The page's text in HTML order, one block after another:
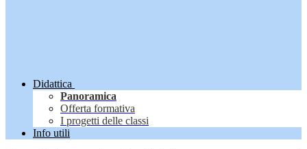
Didattica
Panoramica
Offerta formativa
I progetti delle classi
Info utili